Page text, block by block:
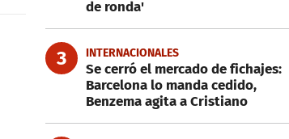
de ronda'
3 INTERNACIONALES
Se cerró el mercado de fichajes:
Barcelona lo manda cedido,
Benzema agita a Cristiano